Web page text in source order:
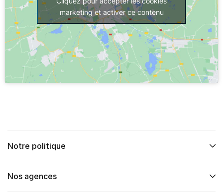
marketing et activer ce contenu
Notre politique
Nos agences